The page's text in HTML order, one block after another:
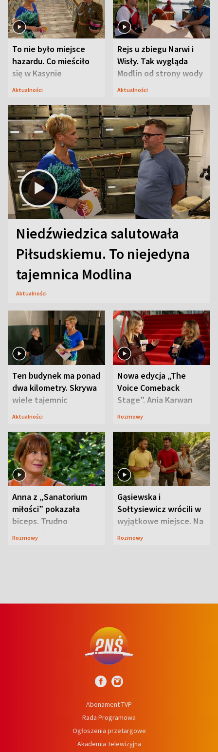
To nie było miejsce
hazardu. Co mieściło
się w Kasynie
Oficerskim?
Aktualności
Rejs u zbiegu Narwi i
Wisły. Tak wygląda
Modlin od strony wody
Aktualności
Niedźwiedzica salutowała
Piłsudskiemu. To niejedyna
tajemnica Modlina
Aktualności
Ten budynek ma ponad
dwa kilometry. Skrywa
wiele tajemnic
Aktualności
Nowa edycja „The
Voice Comeback
Stage”. Ania Karwan
zapowiada
Rozmowy
Anna z „Sanatorium
miłości” pokazała
biceps. Trudno
uwierzyć, co przeszła
Rozmowy
Gąsiewska i
Sołtysiewicz wrócili w
wyjątkowe miejsce. Na
szlaku czekał
Rozmowy
Abonament TVP
Rada Programowa
Ogłoszenia przetargowe
Akademia Telewizyjna